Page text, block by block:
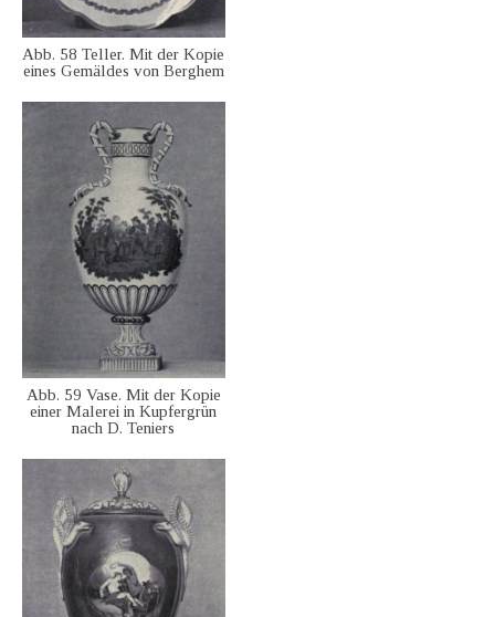
Abb. 58 Teller. Mit der Kopie
eines Gemäldes von Berghem
Abb. 59 Vase. Mit der Kopie
einer Malerei in Kupfergrün
nach D. Teniers